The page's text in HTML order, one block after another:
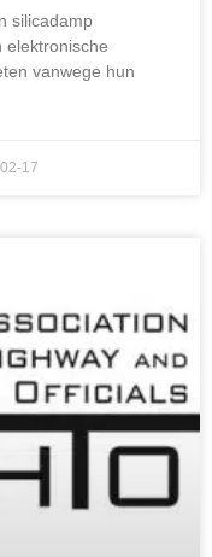
silicadamp
elektronische
vanwege hun
17